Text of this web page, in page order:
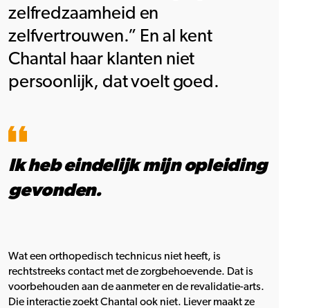
zelfredzaamheid en
zelfvertrouwen.” En al kent
Chantal haar klanten niet
persoonlijk, dat voelt goed.
Ik heb eindelijk mijn opleiding
gevonden.
Wat een orthopedisch technicus niet heeft, is
rechtstreeks contact met de zorgbehoevende. Dat is
voorbehouden aan de aanmeter en de revalidatie-arts.
Die interactie zoekt Chantal ook niet. Liever maakt ze